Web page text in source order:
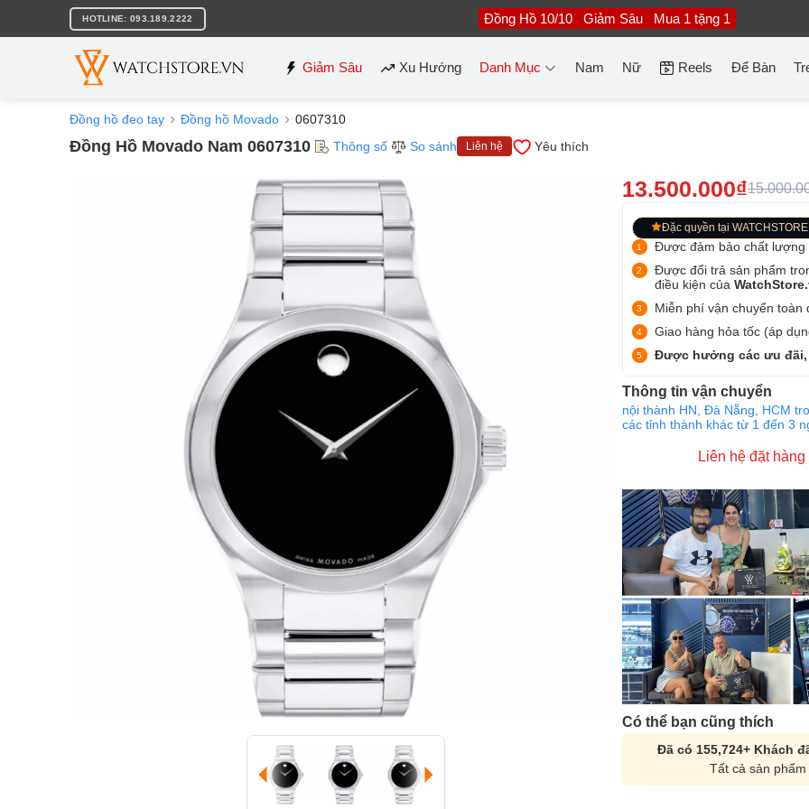
nội
HOTLINE: 093.189.2222 Đồng Hồ 10/10 Giảm Sâu Mua 1 tặng 1
Giảm Sâu Xu Hướng Danh Mục Nam Nữ Reels Để Bàn
Đồng hồ đeo tay Đồng hồ Movado 0607310
Đồng Hồ Movado Nam 0607310 Thông số So sánh Liên hệ Yêu thích
13.500.000₫
Đặc quyền tại WATCHSTORE
Được đảm bảo chất lượng
Được đổi trả sản phẩm
điều kiện của
Miễn phí vận chuyển toàn
Giao hàng hỏa tốc (áp
Được hưởng các ưu đãi,
Thông tin vận chuyển
nội thành HN, Đà Nẵng, HCM
các tỉnh thành khác từ 1 đến 3
Liên hệ đặt hàng
Có thể bạn cũng thích
Đã có 155,724+ Khách
Tất cả sản